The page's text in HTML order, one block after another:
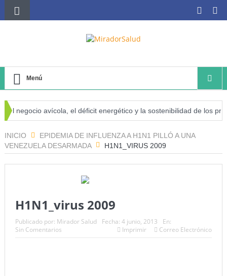
Menú
negocio avícola, el déficit energético y la sostenibilidad de los
INICIO
EPIDEMIA DE INFLUENZA A H1N1 PILLÓ A UNA
VENEZUELA DESARMADA
H1N1_VIRUS 2009
H1N1_virus 2009
Publicado por: Mirador Salud Fecha: 4 junio, 2013
En:
Sin Comentarios
Imprimir Correo Electrónico